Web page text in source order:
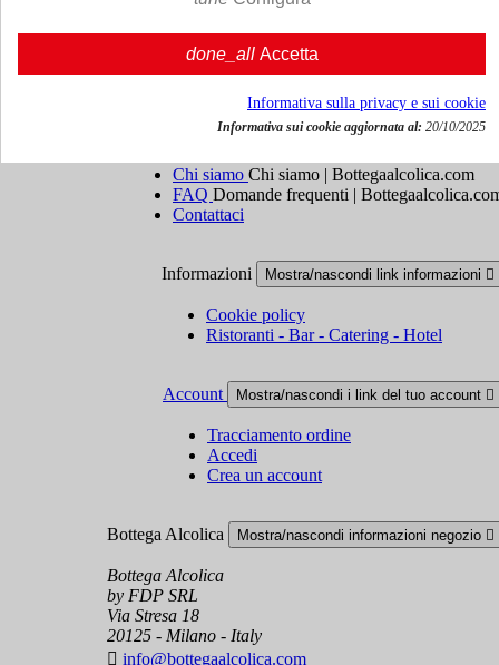
Termini e condizioni
Mostra/nascondi link chi siamo
Chi siamo Chi siamo | Bottegaalcolica.com
FAQ Domande frequenti |
Contattaci
Informazioni Mostra/nascondi link informazioni 
Cookie policy
Ristoranti - Bar - Catering - Hotel
Account Mostra/nascondi i link del tuo account 
Tracciamento ordine
Accedi
Crea un account
Bottega Alcolica Mostra/nascondi informazioni negozio 
Bottega Alcolica
by FDP SRL
Via Stresa 18
20125 - Milano - Italy
 info@bottegaalcolica.com
done_all Accetta
Informativa sulla privacy e sui cookie
Informativa sui cookie aggiornata al: 20/10/2025